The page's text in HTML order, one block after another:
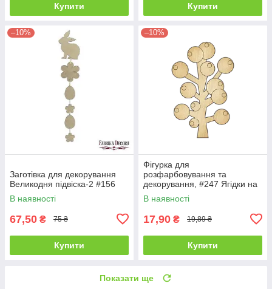
Купити Купити
–10%
Заготівка для декорування
Великодня підвіска-2 #156
В наявності
67,50 ₴ 75 ₴
Купити
–10%
Фігурка для
розфарбовування та
декорування, #247 Ягідки на
гілці — 1
В наявності
17,90 ₴ 19,89 ₴
Купити
Показати ще